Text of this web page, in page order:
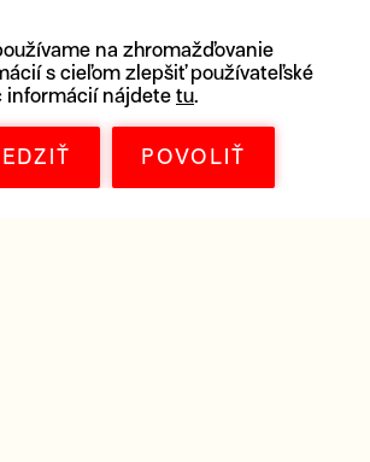
na zhromažďovanie
s cieľom zlepšiť používateľské
informácií nájdete tu.
POVOLIŤ